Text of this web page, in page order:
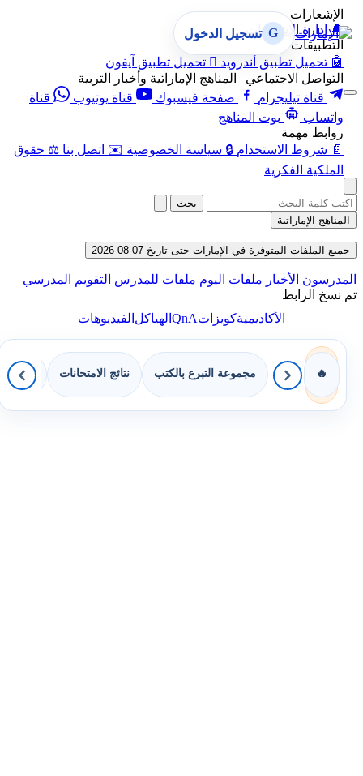
الإشعارات
🔔 إدارة الإشعارات
التطبيقات
🤖 تحميل تطبيق أندرويد  تحميل تطبيق آيفون
التواصل الاجتماعي | المناهج الإماراتية وأخبار التربية
قناة تيليجرام
صفحة فيسبوك قناة يوتيوب
قناة
واتساب
بوت المناهج
روابط مهمة
📄 شروط الاستخدام 🔒 سياسة الخصوصية ✉️ اتصل بنا ⚖️ حقوق
الملكية الفكرية
G تسجيل الدخول
بحث
المناهج الإماراتية
جميع الملفات المتوفرة في الإمارات حتى تاريخ 07-08-2026
المدرسون الأخبار ملفات اليوم ملفات للمدرس التقويم المدرسي
تم نسخ الرابط
الأكاديميةكويزاتQnAالهياكلالفيديوهات
🔥 مجموعة التبرع بالكتب نتائج الامتحانات